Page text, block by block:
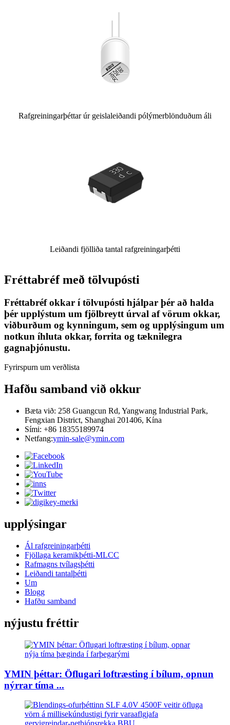
Rafgreiningarþéttar úr geislaleiðandi pólýmerblönduðum áli
Leiðandi fjölliða tantal rafgreiningarþétti
Fréttabréf með tölvupósti
Fréttabréf okkar í tölvupósti hjálpar þér að halda
þér upplýstum um fjölbreytt úrval af vörum okkar,
viðburðum og kynningum, sem og upplýsingum um
notkun íhluta okkar, forrita og tæknilegra
gagnaþjónustu.
Fyrirspurn um verðlista
Hafðu samband við okkur
Bæta við: 258 Guangcun Rd, Yangwang Industrial Park,
Fengxian District, Shanghai 201406, Kína
Sími: +86 18355189974
Netfang:ymin-sale@ymin.com
upplýsingar
Ál rafgreiningarþétti
Fjöllaga keramikþétti-MLCC
Rafmagns tvílagsþétti
Leiðandi tantalþétti
Um
Blogg
Hafðu samband
nýjustu fréttir
YMIN þéttar: Öflugari loftræsting í bílum, opnun
nýrrar tíma ...